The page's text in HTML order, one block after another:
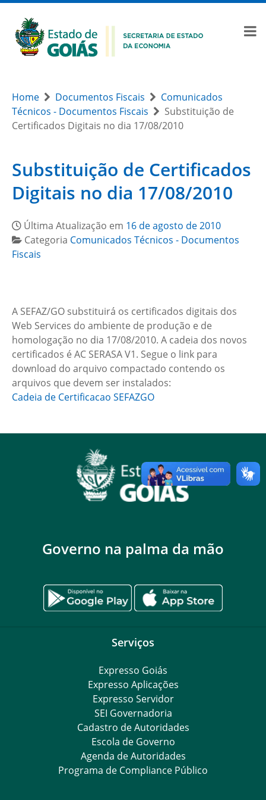
Home Documentos Fiscais
Comunicados
Técnicos - Documentos Fiscais
Substituição de
Certificados Digitais no dia 17/08/2010
Substituição de Certificados
Digitais no dia 17/08/2010
Última Atualização em 16 de agosto de 2010
Categoria Comunicados Técnicos - Documentos
Fiscais
A SEFAZ/GO substituirá os certificados digitais dos
Web Services do ambiente de produção e de
homologação no dia 17/08/2010. A cadeia dos novos
certificados é AC SERASA V1. Segue o link para
download do arquivo compactado contendo os
arquivos que devem ser instalados:
Cadeia de Certificacao SEFAZGO
Governo na palma da mão
Serviços
Expresso Goiás
Expresso Aplicações
Expresso Servidor
SEI Governadoria
Cadastro de Autoridades
Escola de Governo
Agenda de Autoridades
Programa de Compliance Público